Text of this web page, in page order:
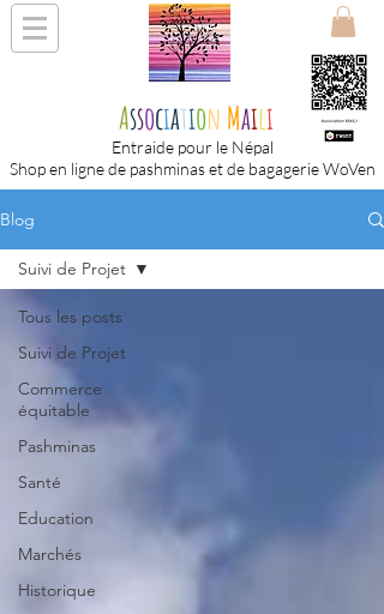
Association Maili
Entraide pour le Népal
Shop en ligne de pashminas et de bagagerie WoVen
Blog
Tous les posts
Suivi de Projet
Commerce
équitable
Pashminas
Santé
Education
Marchés
Historique
Suivi de Projet